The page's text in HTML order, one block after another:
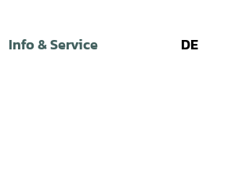
Info & Service DE